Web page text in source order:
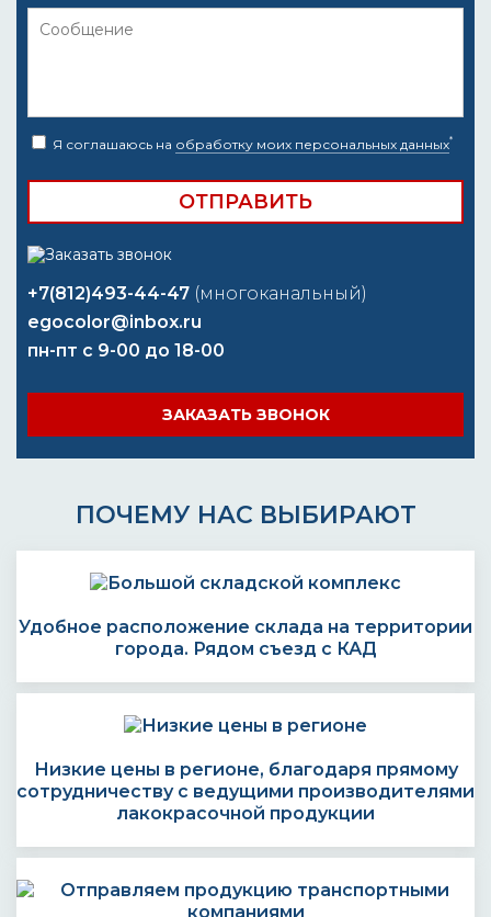
Я соглашаюсь на обработку моих персональных данных*
+7(812)493-44-47 (многоканальный)
egocolor@inbox.ru
пн-пт с 9-00 до 18-00
ЗАКАЗАТЬ ЗВОНОК
ПОЧЕМУ НАС ВЫБИРАЮТ
Удобное расположение склада на территории
города. Рядом съезд с КАД
Низкие цены в регионе, благодаря прямому
сотрудничеству с ведущими производителями
лакокрасочной продукции